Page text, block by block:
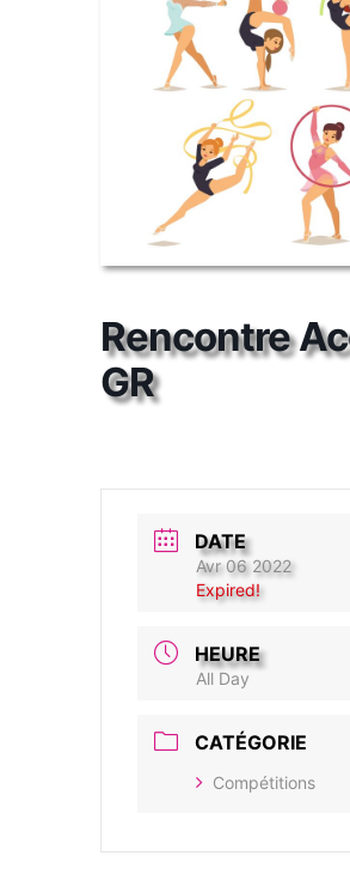
Rencontre
GR
DATE
Avr 06 2022
Expired!
HEURE
All Day
CATÉGORIE
Compétitions